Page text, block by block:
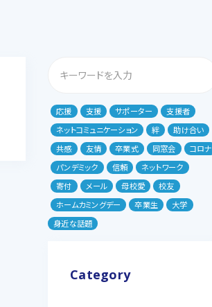
応援 支援 サポーター
支援者
ネットコミュニケーション
絆
助け合い
共感
友情 卒業式 同窓会
コロナ
パンデミック
信頼
ネットワーク
寄付
メール 母校愛
校友
ホームカミングデー
卒業生
大学
身近な話題
Category